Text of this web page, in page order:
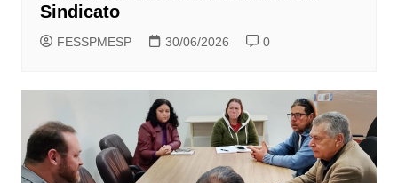
Sindicato
FESSPMESP 30/06/2026 0